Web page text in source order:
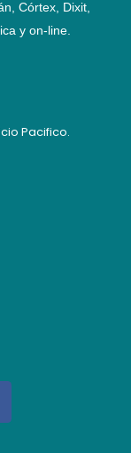
Córtex, Dixit,
y on-line.
Pacifico.